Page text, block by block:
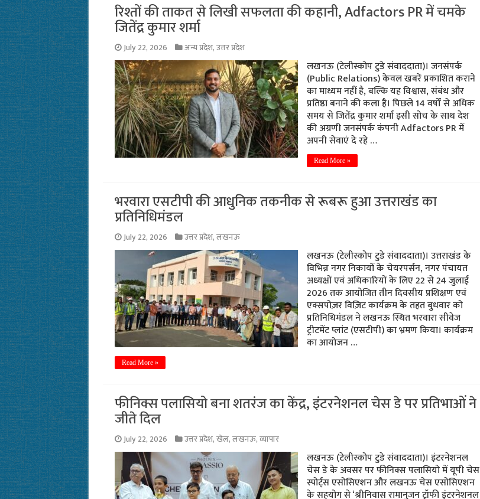
रिश्तों की ताकत से लिखी सफलता की कहानी, Adfactors PR में चमके
जितेंद्र कुमार शर्मा
July 22, 2026 अन्य प्रदेश,उत्तर प्रदेश
लखनऊ (टेलीस्कोप टुडे संवाददाता)। जनसंपर्क
(Public Relations) केवल खबरें प्रकाशित कराने
का माध्यम नहीं है, बल्कि यह विश्वास, संबंध और
प्रतिष्ठा बनाने की कला है। पिछले 14 वर्षों से अधिक
समय से जितेंद्र कुमार शर्मा इसी सोच के साथ देश
की अग्रणी जनसंपर्क कंपनी Adfactors PR में
अपनी सेवाएं दे रहे …
Read More »
भरवारा एसटीपी की आधुनिक तकनीक से रूबरू हुआ उत्तराखंड का
प्रतिनिधिमंडल
July 22, 2026 उत्तर प्रदेश,लखनऊ
लखनऊ (टेलीस्कोप टुडे संवाददाता)। उत्तराखंड के
विभिन्न नगर निकायों के चेयरपर्सन, नगर पंचायत
अध्यक्षों एवं अधिकारियों के लिए 22 से 24 जुलाई
2026 तक आयोजित तीन दिवसीय प्रशिक्षण एवं
एक्सपोज़र विज़िट कार्यक्रम के तहत बुधवार को
प्रतिनिधिमंडल ने लखनऊ स्थित भरवारा सीवेज
ट्रीटमेंट प्लांट (एसटीपी) का भ्रमण किया। कार्यक्रम
का आयोजन …
Read More »
फीनिक्स पलासियो बना शतरंज का केंद्र, इंटरनेशनल चेस डे पर प्रतिभाओं ने
जीते दिल
July 22, 2026 उत्तर प्रदेश,खेल,लखनऊ,व्यापार
लखनऊ (टेलीस्कोप टुडे संवाददाता)। इंटरनेशनल
चेस डे के अवसर पर फीनिक्स पलासियो में यूपी चेस
स्पोर्ट्स एसोसिएशन और लखनऊ चेस एसोसिएशन
के सहयोग से ‘श्रीनिवास रामानुजन ट्रॉफी इंटरनेशनल